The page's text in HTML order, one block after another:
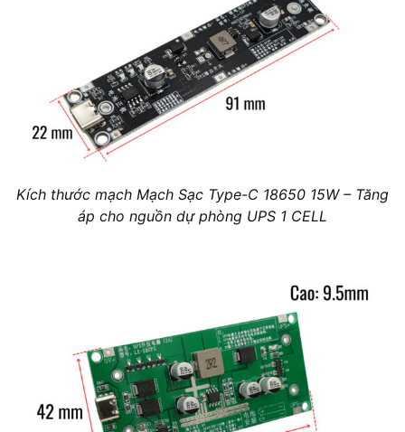
Kích thước mạch Mạch Sạc Type-C 18650 15W – Tăng
áp cho nguồn dự phòng UPS 1 CELL